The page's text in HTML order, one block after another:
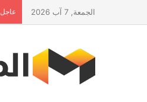
الجمعة, 7 آب 2026 عاجل